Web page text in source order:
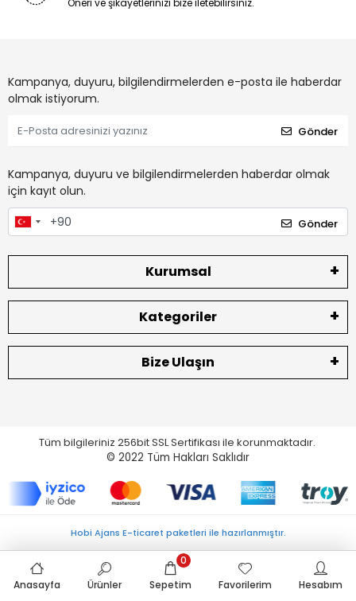
Öneri ve şikayetlerinizi bize iletebilirsiniz.
Kampanya, duyuru, bilgilendirmelerden e-posta ile haberdar
olmak istiyorum.
Gönder
Kampanya, duyuru ve bilgilendirmelerden haberdar olmak
için kayıt olun.
Gönder
Kurumsal
Kategoriler
Bize Ulaşın
Tüm bilgileriniz 256bit SSL Sertifikası ile korunmaktadır.
© 2022 Tüm Hakları Saklıdır
Anasayfa Ürünler Sepetim
0
Favorilerim
Hesabım
Hobi Ajans E-ticaret paketleri ile hazırlanmıştır.